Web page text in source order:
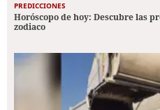
PREDICCIONES
Horóscopo de hoy: Descubre las
zodiaco